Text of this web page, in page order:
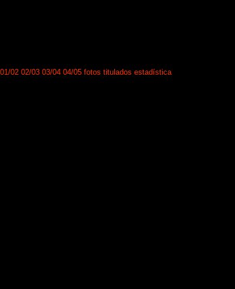
01/02 02/03 03/04 04/05 fotos titulados estadística